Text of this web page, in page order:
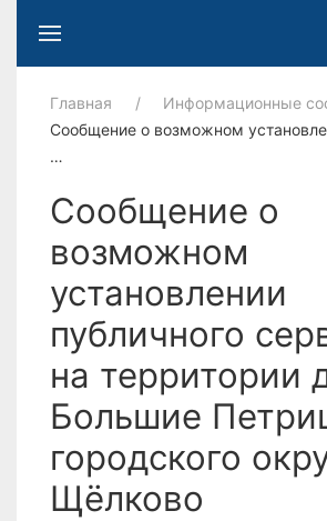
Главная
Информационные
Сообщение о возможном
…
Сообщение о
возможном
установлении
публичного
на территории
Большие
городского
Щёлково